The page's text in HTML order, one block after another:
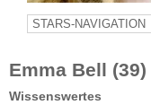
Emma Bell (39)
Wissenswertes